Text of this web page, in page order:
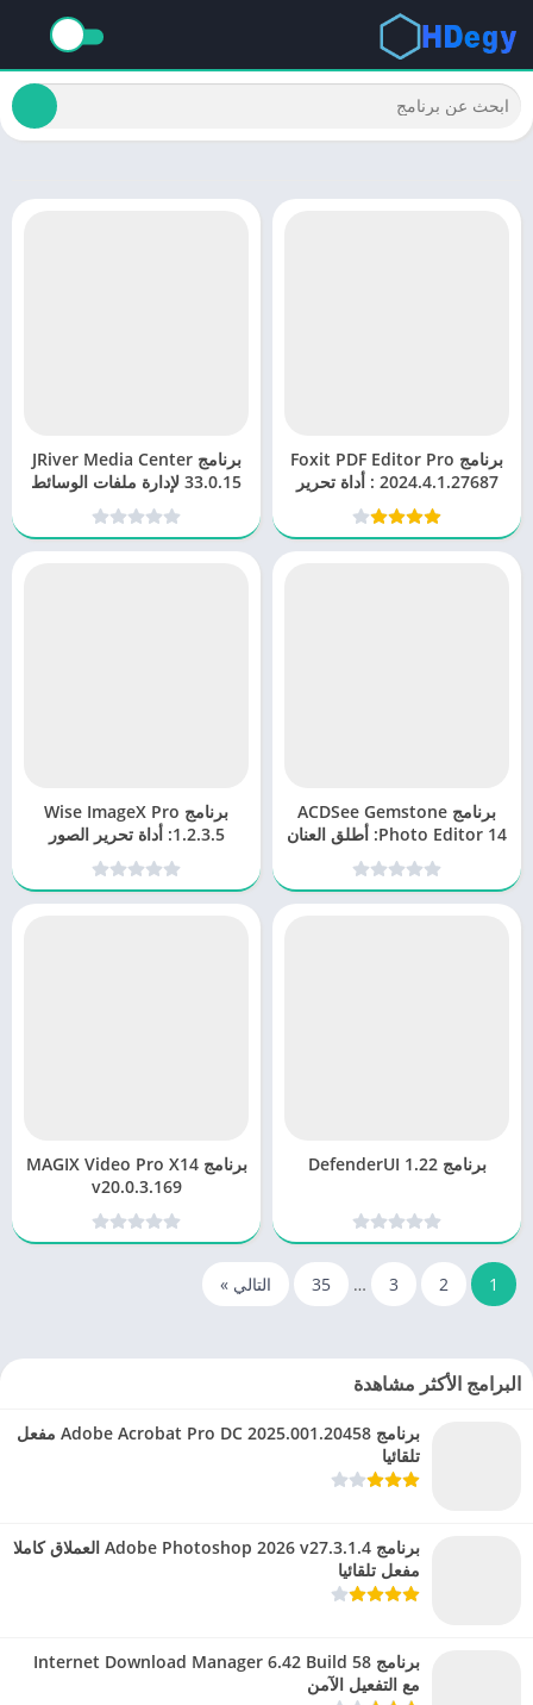
برنامج Foxit PDF Editor Pro
2024.4.1.27687 : أداة تحرير
PDF احترافية
برنامج JRiver Media Center
33.0.15 لإدارة ملفات الوسائط
المتعددة
برنامج ACDSee Gemstone
Photo Editor 14: أطلق العنان
لإبداعك
برنامج Wise ImageX Pro
1.2.3.5: أداة تحرير الصور
الشاملة
برنامج DefenderUI 1.22
برنامج MAGIX Video Pro X14
v20.0.3.169
1
2
3
…
35 التالي »
البرامج الأكثر مشاهدة
برنامج Adobe Acrobat Pro DC 2025.001.20458 مفعل
تلقائيا
برنامج Adobe Photoshop 2026 v27.3.1.4 العملاق كاملا
مفعل تلقائيا
برنامج Internet Download Manager 6.42 Build 58
مع التفعيل الآمن